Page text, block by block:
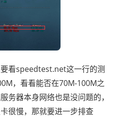
看speedtest.net这一行的测
，看看能否在70M-100M之
务器本身网络也是没问题的，
很慢，那就要进一步排查